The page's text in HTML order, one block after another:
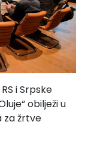
i Srpske
obilježi u
za žrtve